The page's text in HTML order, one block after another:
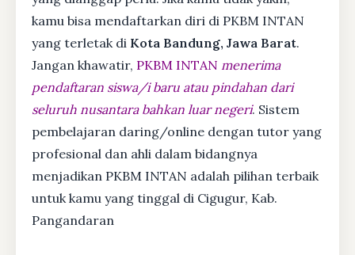
kamu bisa mendaftarkan diri di PKBM INTAN
yang terletak di Kota Bandung, Jawa Barat.
Jangan khawatir, PKBM INTAN menerima
pendaftaran siswa/i baru atau pindahan dari
seluruh nusantara bahkan luar negeri. Sistem
pembelajaran daring/online dengan tutor yang
profesional dan ahli dalam bidangnya
menjadikan PKBM INTAN adalah pilihan terbaik
untuk kamu yang tinggal di Cigugur, Kab.
Pangandaran